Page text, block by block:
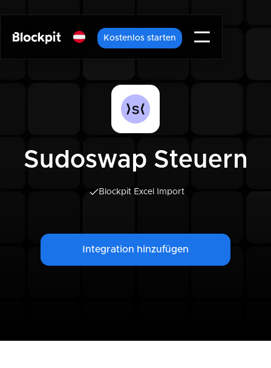
Kostenlos starten
Sudoswap Steuern
Blockpit Excel Import
Integration hinzufügen